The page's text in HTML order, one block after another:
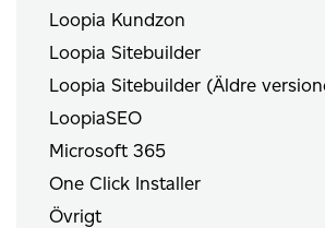
Loopia Kundzon
Loopia Sitebuilder
Loopia Sitebuilder (Äldre
LoopiaSEO
Microsoft 365
One Click Installer
Övrigt